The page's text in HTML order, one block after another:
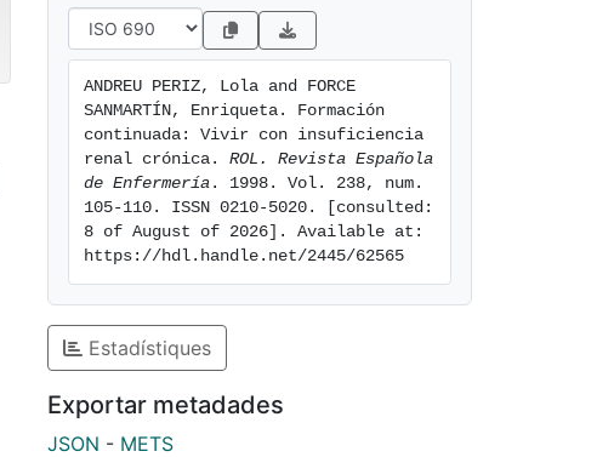
ANDREU PERIZ, Lola and FORCE
SANMARTÍN, Enriqueta. Formación
continuada: Vivir con insuficiencia
renal crónica. ROL. Revista Española
de Enfermería . 1998. Vol. 238, num.
105-110. ISSN 0210-5020. [consulted:
8 of August of 2026]. Available at:
https://hdl.handle.net/2445/62565
Estadístiques
Exportar metadades
JSON - METS